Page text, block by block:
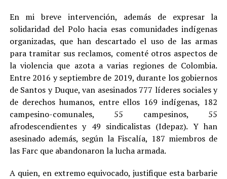
En mi breve intervención, además de expresar la
solidaridad del Polo hacia esas comunidades indígenas
organizadas, que han descartado el uso de las armas
para tramitar sus reclamos, comenté otros aspectos de
la violencia que azota a varias regiones de Colombia.
Entre 2016 y septiembre de 2019, durante los gobiernos
de Santos y Duque, van asesinados 777 líderes sociales y
de derechos humanos, entre ellos 169 indígenas, 182
campesino-comunales, 55 campesinos, 55
afrodescendientes y 49 sindicalistas (Idepaz). Y han
asesinado además, según la Fiscalía, 187 miembros de
las Farc que abandonaron la lucha armada.
A quien, en extremo equivocado, justifique esta barbarie